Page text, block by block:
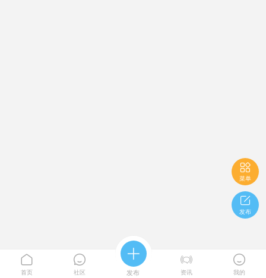

菜单

发布

首页

社区

发布

资讯

我的